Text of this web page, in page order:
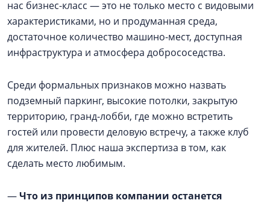
нас бизнес-класс — это не только место с видовыми
характеристиками, но и продуманная среда,
достаточное количество машино-мест, доступная
инфраструктура и атмосфера добрососедства.
Среди формальных признаков можно назвать
подземный паркинг, высокие потолки, закрытую
территорию, гранд-лобби, где можно встретить
гостей или провести деловую встречу, а также клуб
для жителей. Плюс наша экспертиза в том, как
сделать место любимым.
—Что из принципов компании останется